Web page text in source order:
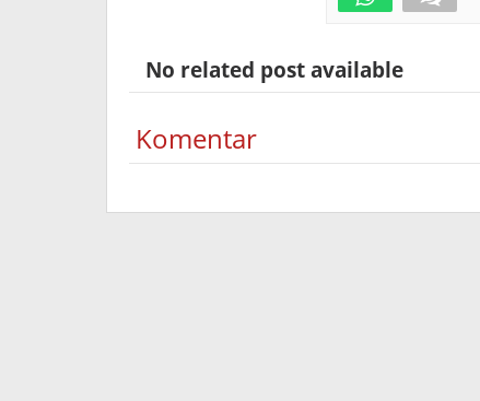
No related post available
Komentar